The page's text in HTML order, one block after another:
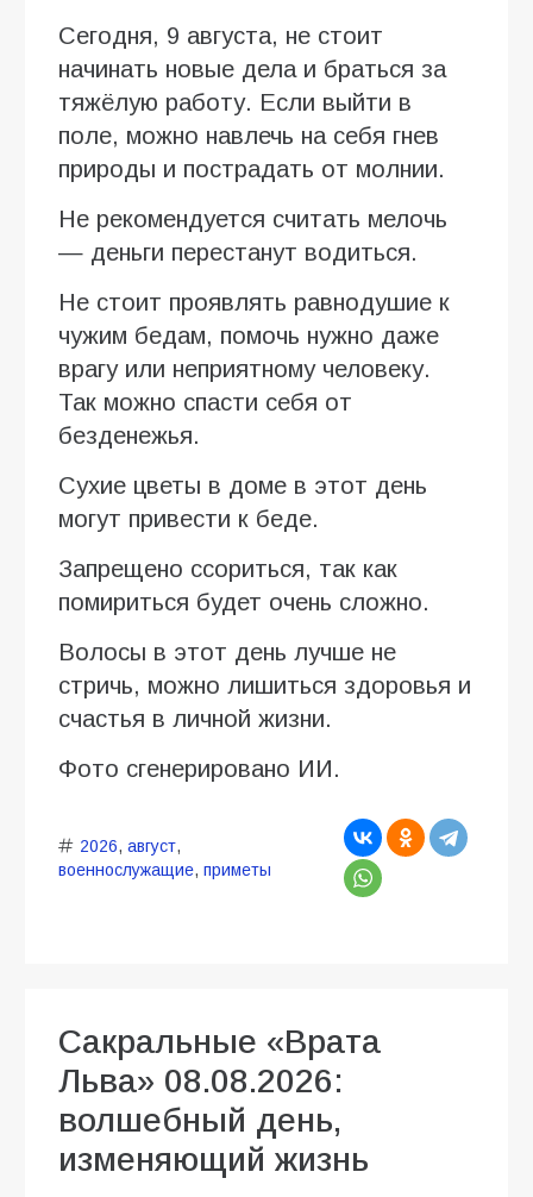
Сегодня, 9 августа, не стоит
начинать новые дела и браться за
тяжёлую работу. Если выйти в
поле, можно навлечь на себя гнев
природы и пострадать от молнии.
Не рекомендуется считать мелочь
— деньги перестанут водиться.
Не стоит проявлять равнодушие к
чужим бедам, помочь нужно даже
врагу или неприятному человеку.
Так можно спасти себя от
безденежья.
Сухие цветы в доме в этот день
могут привести к беде.
Запрещено ссориться, так как
помириться будет очень сложно.
Волосы в этот день лучше не
стричь, можно лишиться здоровья и
счастья в личной жизни.
Фото сгенерировано ИИ.
2026, август,
военнослужащие, приметы
Сакральные «Врата
Льва» 08.08.2026:
волшебный день,
изменяющий жизнь